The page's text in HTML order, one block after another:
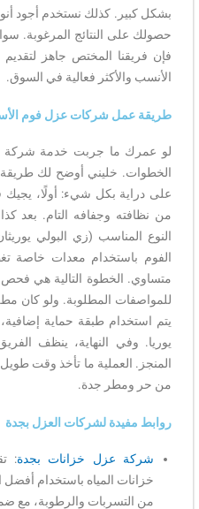
بشكل كبير. كذلك نستخدم أجود
حصولك على النتائج المرغوبة.
فإن فريقنا المختص جاهز
الأنسب والأكثر فعالية في السوق.
طريقة عمل شركات عزل فوم
لو عمرك ما جربت خدمة شركة
الخطوات. خليني أوضح لك
على دراية بكل شيء: أولًا،
من نظافته وجفافه التام. بعد كذا،
النوع المناسب (زي البولي
الفوم باستخدام معدات خاصة
متساوي. الخطوة التالية هي
للمواصفات المطلوبة. ولو كان
يتم استخدام طبقة حماية
يوريا. وفي النهاية، ينظف
المنجز. العملية ما تأخذ وقت
من حر ومطر جدة.
روابط مفيدة لشركات العزل بجدة
شركة عزل خزانات بجدة:
خزانات المياه باستخدام أفضل
من التسربات والرطوبة، مع